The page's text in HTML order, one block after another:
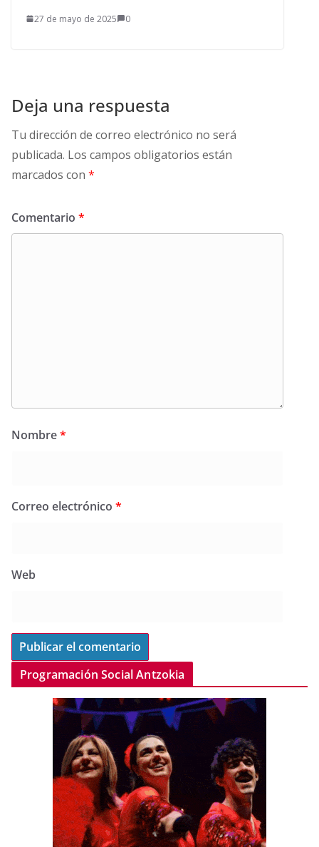
27 de mayo de 2025 0
Deja una respuesta
Tu dirección de correo electrónico no será
publicada. Los campos obligatorios están
marcados con *
Comentario *
Nombre*
Correo electrónico *
Web
Programación Social Antzokia